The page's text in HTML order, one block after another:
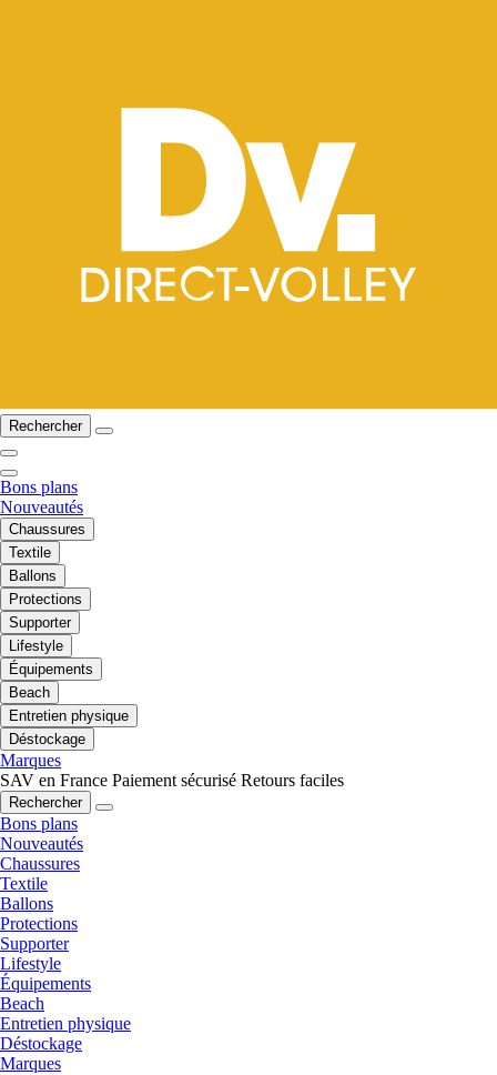
Rechercher
Bons plans
Nouveautés
Chaussures
Textile
Ballons
Protections
Supporter
Lifestyle
Équipements
Beach
Entretien physique
Déstockage
Marques
SAV en France Paiement sécurisé Retours faciles
Rechercher
Bons plans
Nouveautés
Chaussures
Textile
Ballons
Protections
Supporter
Lifestyle
Équipements
Beach
Entretien physique
Déstockage
Marques